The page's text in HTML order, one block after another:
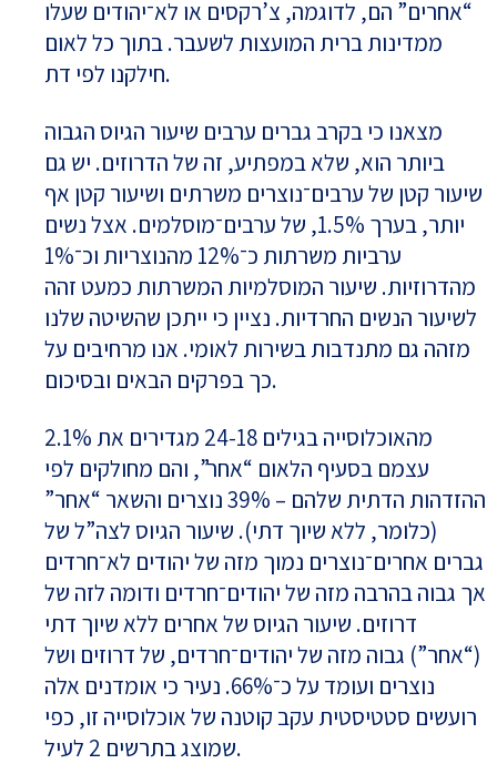
“אחרים” הם, לדוגמה, צ’רקסים או לא־יהודים שעלו
ממדינות ברית המועצות לשעבר. בתוך כל לאום
חילקנו לפי דת.
מצאנו כי בקרב גברים ערבים שיעור הגיוס הגבוה
ביותר הוא, שלא במפתיע, זה של הדרוזים. יש גם
שיעור קטן של ערבים־נוצרים משרתים ושיעור קטן אף
יותר, בערך 1.5%, של ערבים־מוסלמים. אצל נשים
ערביות משרתות כ־12% מהנוצריות וכ־1%
מהדרוזיות. שיעור המוסלמיות המשרתות כמעט זהה
לשיעור הנשים החרדיות. נציין כי ייתכן שהשיטה שלנו
מזהה גם מתנדבות בשירות לאומי. אנו מרחיבים על
כך בפרקים הבאים ובסיכום.
2.1% מהאוכלוסייה בגילים 24-18 מגדירים את
עצמם בסעיף הלאום “אחר”, והם מחולקים לפי
ההזדהות הדתית שלהם – 39% נוצרים והשאר “אחר”
(כלומר, ללא שיוך דתי). שיעור הגיוס לצה”ל של
גברים אחרים־נוצרים נמוך מזה של יהודים לא־חרדים
אך גבוה בהרבה מזה של יהודים־חרדים ודומה לזה של
דרוזים. שיעור הגיוס של אחרים ללא שיוך דתי
(“אחר”) גבוה מזה של יהודים־חרדים, של דרוזים ושל
נוצרים ועומד על כ־66%. נעיר כי אומדנים אלה
רועשים סטטיסטית עקב קוטנה של אוכלוסייה זו, כפי
שמוצג בתרשים 2 לעיל.